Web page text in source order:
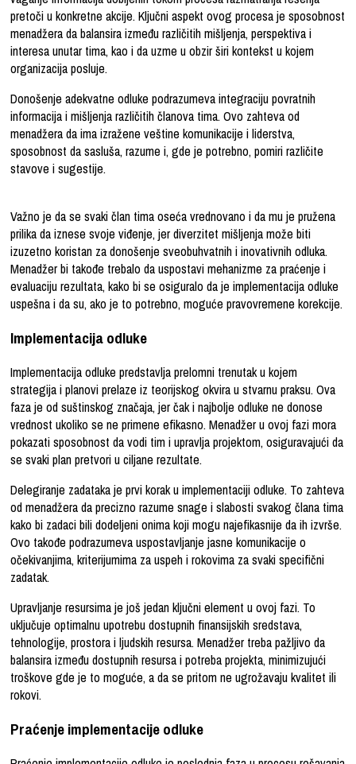
pretoči u konkretne akcije. Ključni aspekt ovog procesa je sposobnost
menadžera da balansira između različitih mišljenja, perspektiva i
interesa unutar tima, kao i da uzme u obzir širi kontekst u kojem
organizacija posluje.
Donošenje adekvatne odluke podrazumeva integraciju povratnih
informacija i mišljenja različitih članova tima. Ovo zahteva od
menadžera da ima izražene veštine komunikacije i liderstva,
sposobnost da sasluša, razume i, gde je potrebno, pomiri različite
stavove i sugestije.
Važno je da se svaki član tima oseća vrednovano i da mu je pružena
prilika da iznese svoje viđenje, jer diverzitet mišljenja može biti
izuzetno koristan za donošenje sveobuhvatnih i inovativnih odluka.
Menadžer bi takođe trebalo da uspostavi mehanizme za praćenje i
evaluaciju rezultata, kako bi se osiguralo da je implementacija odluke
uspešna i da su, ako je to potrebno, moguće pravovremene korekcije.
Implementacija odluke
Implementacija odluke predstavlja prelomni trenutak u kojem
strategija i planovi prelaze iz teorijskog okvira u stvarnu praksu. Ova
faza je od suštinskog značaja, jer čak i najbolje odluke ne donose
vrednost ukoliko se ne primene efikasno. Menadžer u ovoj fazi mora
pokazati sposobnost da vodi tim i upravlja projektom, osiguravajući da
se svaki plan pretvori u ciljane rezultate.
Delegiranje zadataka je prvi korak u implementaciji odluke. To zahteva
od menadžera da precizno razume snage i slabosti svakog člana tima
kako bi zadaci bili dodeljeni onima koji mogu najefikasnije da ih izvrše.
Ovo takođe podrazumeva uspostavljanje jasne komunikacije o
očekivanjima, kriterijumima za uspeh i rokovima za svaki specifični
zadatak.
Upravljanje resursima je još jedan ključni element u ovoj fazi. To
uključuje optimalnu upotrebu dostupnih finansijskih sredstava,
tehnologije, prostora i ljudskih resursa. Menadžer treba pažljivo da
balansira između dostupnih resursa i potreba projekta, minimizujući
troškove gde je to moguće, a da se pritom ne ugrožavaju kvalitet ili
rokovi.
Praćenje implementacije odluke